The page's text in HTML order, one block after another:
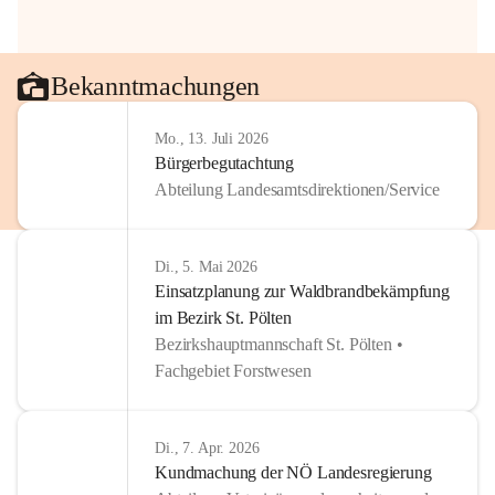
Bekanntmachungen
Mo., 13. Juli 2026
Bürgerbegutachtung
Abteilung Landesamtsdirektionen/Service
Di., 5. Mai 2026
Einsatzplanung zur Waldbrandbekämpfung
im Bezirk St. Pölten
Bezirkshauptmannschaft St. Pölten •
Fachgebiet Forstwesen
Di., 7. Apr. 2026
Kundmachung der NÖ Landesregierung